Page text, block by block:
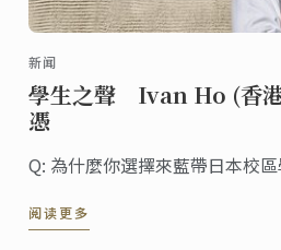
新闻
學生之聲 Ivan Ho (香
憑
Q: 為什麼你選擇來藍帶日本校區
阅读更多